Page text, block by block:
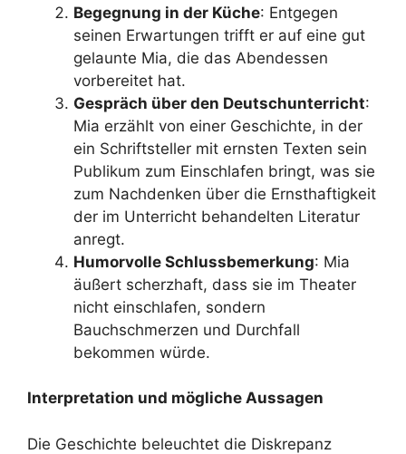
Begegnung in der Küche: Entgegen
seinen Erwartungen trifft er auf eine gut
gelaunte Mia, die das Abendessen
vorbereitet hat.
Gespräch über den Deutschunterricht:
Mia erzählt von einer Geschichte, in der
ein Schriftsteller mit ernsten Texten sein
Publikum zum Einschlafen bringt, was sie
zum Nachdenken über die Ernsthaftigkeit
der im Unterricht behandelten Literatur
anregt.
Humorvolle Schlussbemerkung: Mia
äußert scherzhaft, dass sie im Theater
nicht einschlafen, sondern
Bauchschmerzen und Durchfall
bekommen würde.
Interpretation und mögliche Aussagen
Die Geschichte beleuchtet die Diskrepanz